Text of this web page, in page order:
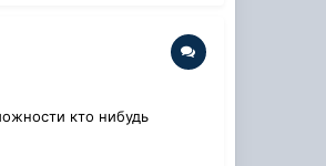
кто нибудь